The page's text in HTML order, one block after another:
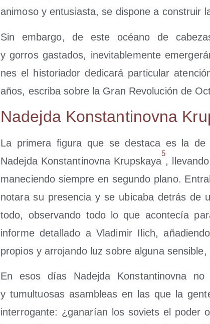
ani­mo­so y entu­sias­ta, se dis­po­ne a cons­truir
Sin embar­go, de este océano de
y gorros gas­ta­dos, inevi­ta­ble­men­te
nes el his­to­ria­dor dedi­ca­rá par­ti­cu­lar
años, escri­ba sobre la Gran Revo­lu­ción de
Nadej­da Kons­tan­ti­nov­na
La pri­me­ra figu­ra que se des­ta­ca es la de
Nadej­da Kons­tan­ti­nov­na Krups­ka­ya
5
,
ma­ne­cien­do siem­pre en segun­do plano.
nota­ra su pre­sen­cia y se ubi­ca­ba detrás de
todo, obser­van­do todo lo que acon­te­cía
infor­me deta­lla­do a Vla­di­mir Ilich,
pro­pios y arro­jan­do luz sobre algu­na
En esos días Nadej­da Kons­tan­ti­nov­na
y tumul­tuo­sas asam­bleas en las que la
inte­rro­gan­te: ¿gana­rían los soviets el poder